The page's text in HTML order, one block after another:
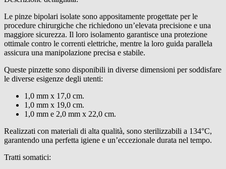
Le pinze bipolari isolate sono appositamente progettate per le
procedure chirurgiche che richiedono un’elevata precisione e una
maggiore sicurezza. Il loro isolamento garantisce una protezione
ottimale contro le correnti elettriche, mentre la loro guida parallela
assicura una manipolazione precisa e stabile.
Queste pinzette sono disponibili in diverse dimensioni per soddisfare
le diverse esigenze degli utenti:
1,0 mm x 17,0 cm.
1,0 mm x 19,0 cm.
1,0 mm e 2,0 mm x 22,0 cm.
Realizzati con materiali di alta qualità, sono sterilizzabili a 134°C,
garantendo una perfetta igiene e un’eccezionale durata nel tempo.
Tratti somatici: